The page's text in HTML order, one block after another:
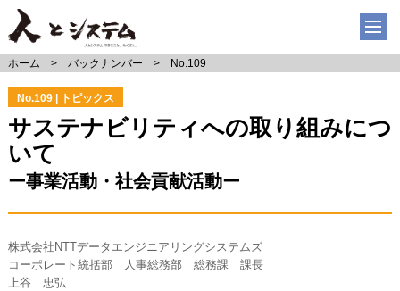
ホーム バックナンバー No.109
No.109 | トピックス
サステナビリティへの取り組みにつ
いて
ー事業活動・社会貢献活動ー
株式会社NTTデータエンジニアリングシステムズ
コーポレート統括部 人事総務部 総務課 課長
上谷 忠弘